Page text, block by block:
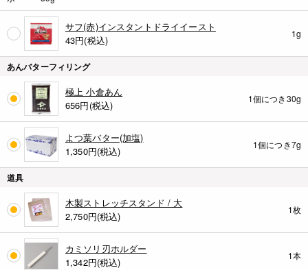
サフ(赤)インスタントドライイースト
43円(税込)
1g
あんバターフィリング
極上 小倉あん
656円(税込)
1個につき30g
よつ葉バター(加塩)
1,350円(税込)
1個につき7g
道具
木製ストレッチスタンド / 大
2,750円(税込)
1枚
カミソリ刃ホルダー
1,342円(税込)
1本